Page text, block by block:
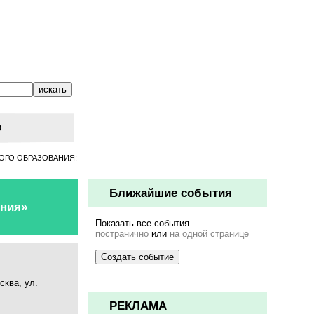
ОБРАЗОВАНИЯ:
ул.
Ближайшие события
Показать все события
постранично или на одной странице
РЕКЛАМА